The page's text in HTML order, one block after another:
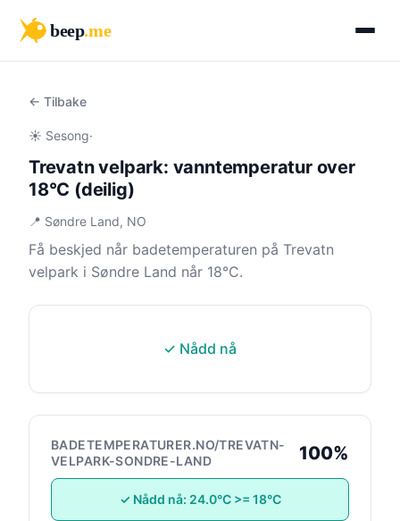
beep.me
← Tilbake
☀️ Sesong·
Trevatn velpark: vanntemperatur over
18°C (deilig)
📍 Søndre Land, NO
Få beskjed når badetemperaturen på Trevatn
velpark i Søndre Land når 18°C.
✓ Nådd nå
BADETEMPERATURER.NO/TREVATN-
VELPARK-SONDRE-LAND
100%
✓ Nådd nå: 24.0°C >= 18°C